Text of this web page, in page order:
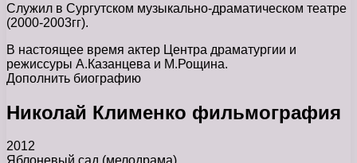
Служил в Сургутском музыкально-драматическом театре
(2000-2003гг).
В настоящее время актер Центра драматургии и
режиссуры А.Казанцева и М.Рощина.
Дополнить биографию
Николай Клименко фильмография
2012